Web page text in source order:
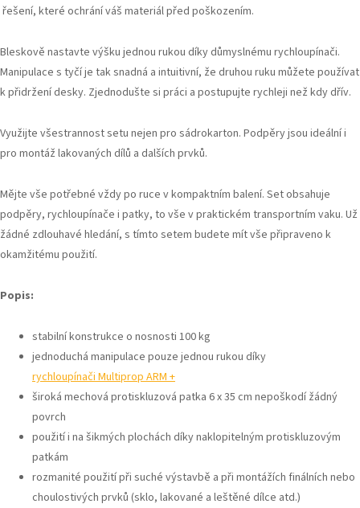
řešení, které ochrání váš materiál před poškozením.
Bleskově nastavte výšku jednou rukou díky důmyslnému rychloupínači.
Manipulace s tyčí je tak snadná a intuitivní, že druhou ruku můžete používat
k přidržení desky. Zjednodušte si práci a postupujte rychleji než kdy dřív.
Využijte všestrannost setu nejen pro sádrokarton. Podpěry jsou ideální i
pro montáž lakovaných dílů a dalších prvků.
Mějte vše potřebné vždy po ruce v kompaktním balení. Set obsahuje
podpěry, rychloupínače i patky, to vše v praktickém transportním vaku. Už
žádné zdlouhavé hledání, s tímto setem budete mít vše připraveno k
okamžitému použití.
Popis:
stabilní konstrukce o nosnosti 100 kg
jednoduchá manipulace pouze jednou rukou díky
rychloupínači Multiprop ARM +
široká mechová protiskluzová patka 6 x 35 cm nepoškodí žádný
povrch
použití i na šikmých plochách díky naklopitelným protiskluzovým
patkám
rozmanité použití při suché výstavbě a při montážích finálních nebo
choulostivých prvků (sklo, lakované a leštěné dílce atd.)